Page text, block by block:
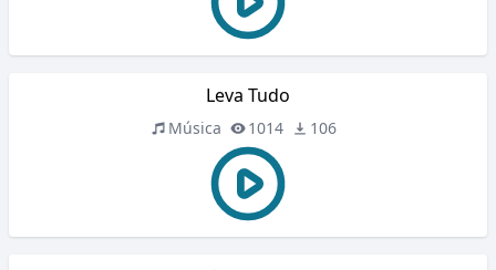
Leva Tudo
Música 1014 106